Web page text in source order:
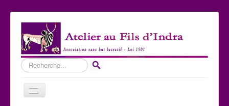
Rechercher
Basculer
la